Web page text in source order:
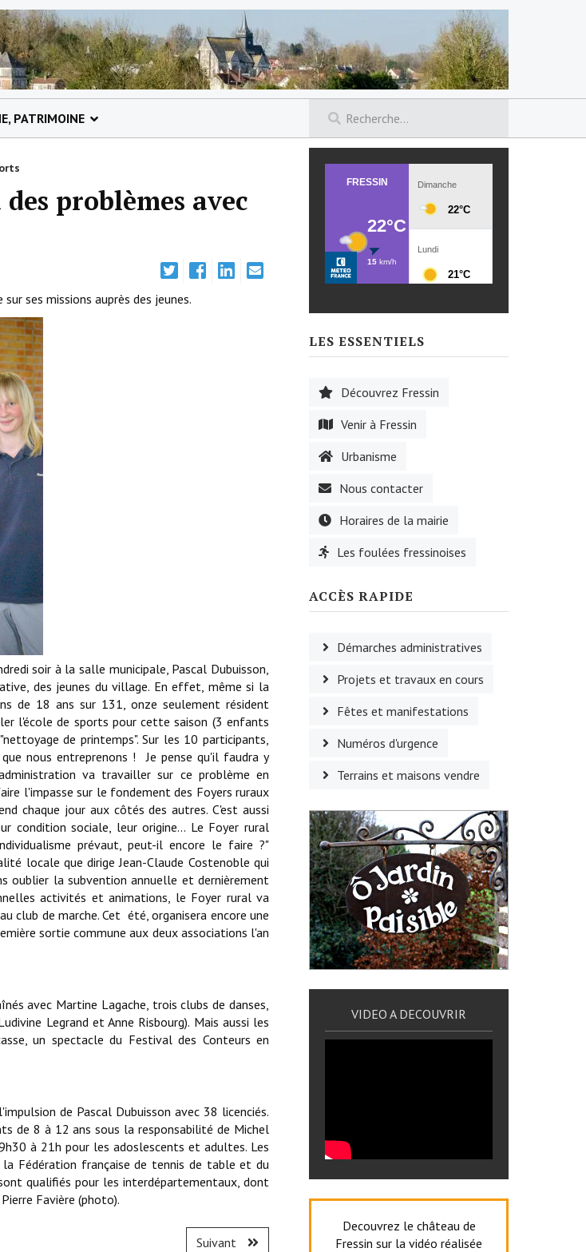
PATRIMOINE
problèmes avec
ses missions auprès des jeunes.
soir à la salle municipale, Pascal Dubuisson,
des jeunes du village. En effet, même si la
de 18 ans sur 131, onze seulement résident
l'école de sports pour cette saison (3 enfants
de printemps". Sur les 10 participants,
nous entreprenons ! Je pense qu'il faudra y
va travailler sur ce problème en
l'impasse sur le fondement des Foyers ruraux
chaque jour aux côtés des autres. C'est aussi
condition sociale, leur origine... Le Foyer rural
prévaut, peut-il encore le faire ?"
locale que dirige Jean-Claude Costenoble qui
oublier la subvention annuelle et dernièrement
activités et animations, le Foyer rural va
club de marche. Cet été, organisera encore une
sortie commune aux deux associations l'an
avec Martine Lagache, trois clubs de danses,
Legrand et Anne Risbourg). Mais aussi les
un spectacle du Festival des Conteurs en
de Pascal Dubuisson avec 38 licenciés.
de 8 à 12 ans sous la responsabilité de Michel
à 21h pour les adoslescents et adultes. Les
Fédération française de tennis de table et du
qualifiés pour les interdépartementaux, dont
Favière (photo).
Suivant
LES ESSENTIELS
Découvrez Fressin
Venir à Fressin
Urbanisme
Nous contacter
Horaires de la mairie
Les foulées fressinoises
ACCÈS RAPIDE
Démarches administratives
Projets et travaux en cours
Fêtes et manifestations
Numéros d'urgence
Terrains et maisons vendre
VIDEO A DECOUVRIR
Decouvrez le château de
Fressin sur la vidéo réalisée